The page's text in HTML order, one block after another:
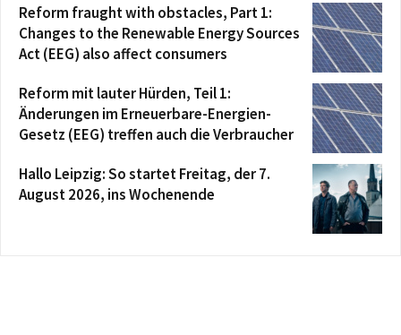
Reform fraught with obstacles, Part 1:
Changes to the Renewable Energy Sources
Act (EEG) also affect consumers
Reform mit lauter Hürden, Teil 1:
Änderungen im Erneuerbare-Energien-
Gesetz (EEG) treffen auch die Verbraucher
Hallo Leipzig: So startet Freitag, der 7.
August 2026, ins Wochenende